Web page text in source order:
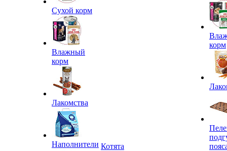
Сухой корм
Влажный
корм
Лакомства
Наполнители Котята
корм